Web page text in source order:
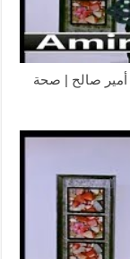
أمير صالح | صحة